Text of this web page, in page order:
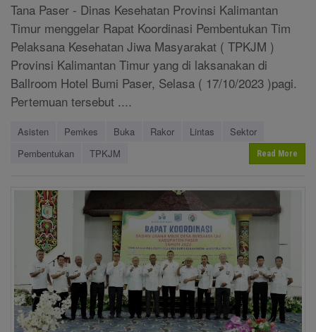
Tana Paser - Dinas Kesehatan Provinsi Kalimantan
Timur menggelar Rapat Koordinasi Pembentukan Tim
Pelaksana Kesehatan Jiwa Masyarakat ( TPKJM )
Provinsi Kalimantan Timur yang di laksanakan di
Ballroom Hotel Bumi Paser, Selasa ( 17/10/2023 )pagi.
Pertemuan tersebut ....
Asisten Pemkes Buka Rakor Lintas
Sektor
Pembentukan
TPKJM Read More